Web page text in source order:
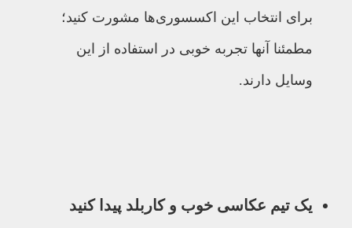
برای انتخاب این اکسسوری‌ها مشورت کنید؛
مطمئنا آنها تجربه خوبی در استفاده از این
وسایل دارند.
یک تیم عکاسی خوب و کاربلد پیدا کنید